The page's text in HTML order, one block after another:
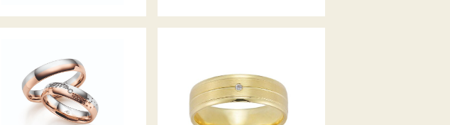
GERSTNER TRAURINGE GERSTNER TRAURINGE